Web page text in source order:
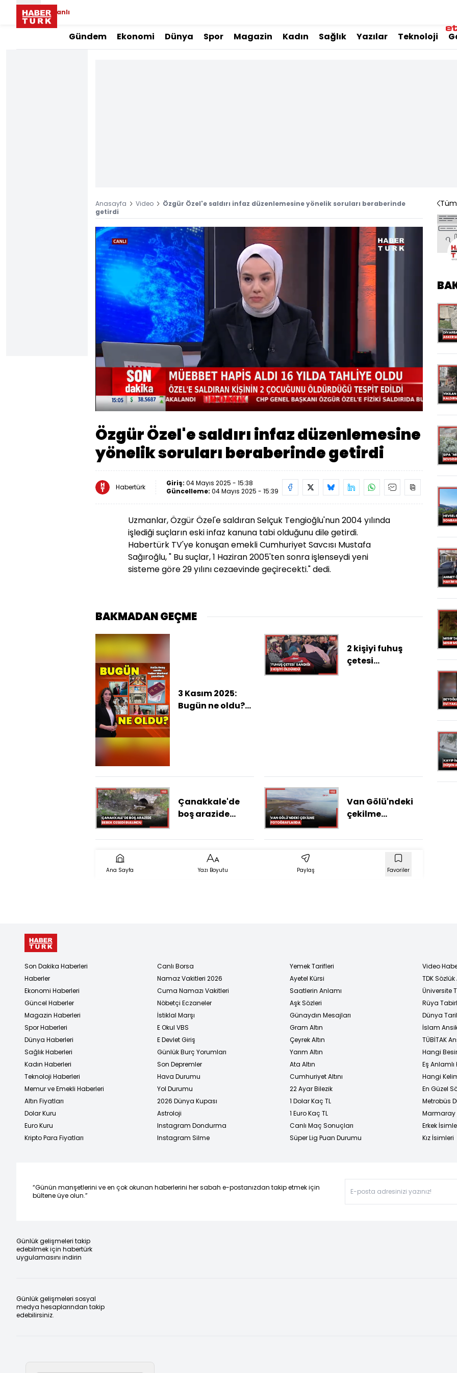
Canlı
Gündem Ekonomi Dünya Spor Magazin Kadın Sağlık Yazılar Teknoloji
Anasayfa Video
Özgür Özel'e saldırı infaz düzenlemesine yönelik soruları beraberinde
getirdi
Sesi
Aç
Yüklendi:
2.75%
Oynatma
Hızı
Özgür Özel'e saldırı infaz düzenlemesine
yönelik soruları beraberinde getirdi
Habertürk Giriş: 04 Mayıs 2025 - 15:38
Güncelleme: 04 Mayıs 2025 - 15:39
Uzmanlar, Özgür Özel'e saldıran Selçuk Tengioğlu'nun 2004 yılında
işlediği suçların eski infaz kanuna tabi olduğunu dile getirdi.
Habertürk TV'ye konuşan emekli Cumhuriyet Savcısı Mustafa
Sağıroğlu, " Bu suçlar, 1 Haziran 2005'ten sonra işlenseydi yeni
sisteme göre 29 yılını cezaevinde geçirecekti." dedi.
BAKMADAN GEÇME
3 Kasım 2025:
Bugün ne oldu?
2 kişiyi fuhuş
çetesi
Çanakkale'de
boş arazide
bulundu
Van Gölü'ndeki
çekilme
Ana Sayfa Yazı Boyutu Paylaş Favoriler
Son Dakika Haberleri
Haberler
Ekonomi Haberleri
Güncel Haberler
Magazin Haberleri
Spor Haberleri
Dünya Haberleri
Sağlık Haberleri
Kadın Haberleri
Teknoloji Haberleri
Memur ve Emekli Haberleri
Altın Fiyatları
Dolar Kuru
Euro Kuru
Kripto Para Fiyatları
Canlı Borsa
Namaz Vakitleri 2026
Cuma Namazı Vakitleri
Nöbetçi Eczaneler
İstiklal Marşı
E Okul VBS
E Devlet Giriş
Günlük Burç Yorumları
Son Depremler
Hava Durumu
Yol Durumu
2026 Dünya Kupası
Astroloji
Instagram Dondurma
Instagram Silme
Yemek Tarifleri
Ayetel Kürsi
Saatlerin Anlamı
Aşk Sözleri
Günaydın Mesajları
Gram Altın
Çeyrek Altın
Yarım Altın
Ata Altın
Cumhuriyet Altını
22 Ayar Bilezik
1 Dolar Kaç TL
1 Euro Kaç TL
Canlı Maç Sonuçları
Süper Lig Puan Durumu
Video
TDK
Üniversite
Rüya
Dünya
İslam
TÜBİTAK
Hangi
Eş
Hangi
En Güzel
Metrobüs
Marmaray
Erkek
Kız İsimleri
“Günün manşetlerini ve en çok okunan haberlerini her sabah e-postanızdan takip etmek için
bültene üye olun.”
Günlük gelişmeleri takip
edebilmek için habertürk
uygulamasını indirin
Günlük gelişmeleri sosyal
medya hesaplarından takip
edebilirsiniz.